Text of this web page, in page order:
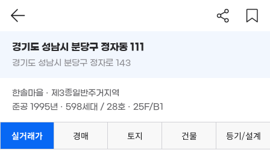
필터 매물 탐색
경기도 성남시 분당구 정자동 111
준공 1995년 · 598세대 / 28호 · 25F/B1
경기도 성남시 분당구 정자동 111
경기도 성남시 분당구 정자로 143
한솔마을 · 제3종일반주거지역
준공 1995년 · 598세대 / 28호 · 25F/B1
실거래가 경매 토지 건물 등기/설계